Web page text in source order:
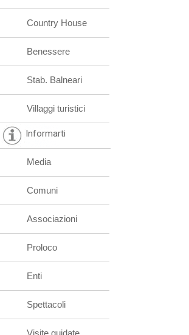
Country House
Benessere
Stab. Balneari
Villaggi turistici
Informarti
Media
Comuni
Associazioni
Proloco
Enti
Spettacoli
Visite guidate